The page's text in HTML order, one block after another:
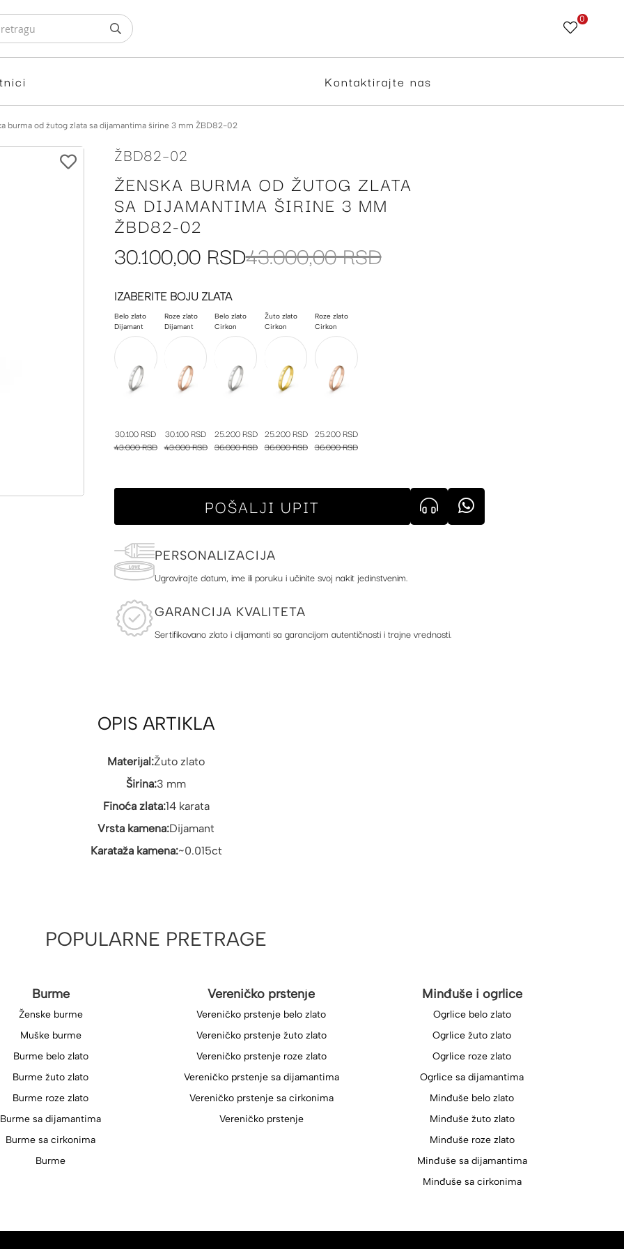
Skip
Content
0
Kontaktirajte nas
burma od žutog zlata sa dijamantima širine 3 mm ŽBD82-02
ŽENSKA BURMA OD ŽUTOG ZLATA
SA DIJAMANTIMA ŠIRINE 3 MM
ŽBD82-02
ŽBD82-02
30.100,00 RSD43.000,00 RSD
IZABERITE BOJU ZLATA
Belo zlato
Dijamant
30.100 RSD
43.000 RSD
Roze zlato
Dijamant
30.100 RSD
43.000 RSD
Belo zlato
Cirkon
25.200 RSD
36.000 RSD
Žuto zlato
Cirkon
25.200 RSD
36.000 RSD
Roze zlato
Cirkon
25.200 RSD
36.000 RSD
POŠALJI UPIT
PERSONALIZACIJA
Ugravirajte datum, ime ili poruku i učinite svoj nakit jedinstvenim.
GARANCIJA KVALITETA
Sertifikovano zlato i dijamanti sa garancijom autentičnosti i trajne vrednosti.
OPIS ARTIKLA
Materijal:Žuto zlato
Širina:3 mm
Finoća zlata:14 karata
Vrsta kamena:Dijamant
Karataža kamena:~0.015ct
POPULARNE PRETRAGE
Burme
Ženske burme
Muške burme
Burme belo zlato
Burme žuto zlato
Burme roze zlato
Burme sa dijamantima
Burme sa cirkonima
Burme
Vereničko prstenje
Vereničko prstenje belo zlato
Vereničko prstenje žuto zlato
Vereničko prstenje roze zlato
Vereničko prstenje sa dijamantima
Vereničko prstenje sa cirkonima
Vereničko prstenje
Minđuše i ogrlice
Ogrlice belo zlato
Ogrlice žuto zlato
Ogrlice roze zlato
Ogrlice sa dijamantima
Minđuše belo zlato
Minđuše žuto zlato
Minđuše roze zlato
Minđuše sa dijamantima
Minđuše sa cirkonima